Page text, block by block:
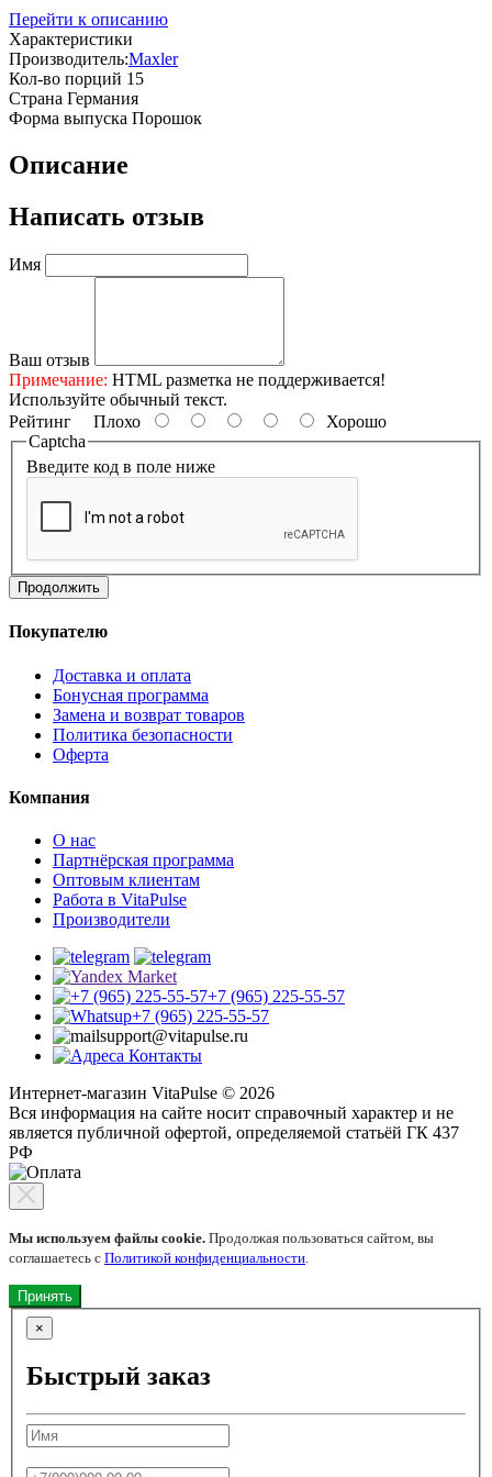
Перейти к описанию
Характеристики
Производитель:Maxler
Кол-во порций 15
Страна Германия
Форма выпуска Порошок
Описание
Написать отзыв
Имя
Ваш отзыв
Примечание: HTML разметка не поддерживается!
Используйте обычный текст.
Рейтинг Плохо
Хорошо
Captcha
Введите код в поле ниже
Продолжить
Покупателю
Доставка и оплата
Бонусная программа
Замена и возврат товаров
Политика безопасности
Оферта
Компания
О нас
Партнёрская программа
Оптовым клиентам
Работа в VitaPulse
Производители
+7 (965) 225-55-57
+7 (965) 225-55-57
support@vitapulse.ru
Контакты
Интернет-магазин VitaPulse © 2026
Вся информация на сайте носит справочный характер и не
является публичной офертой, определяемой статьёй ГК 437
РФ
Мы используем файлы cookie. Продолжая пользоваться сайтом, вы
соглашаетесь с Политикой конфиденциальности.
Принять
×
Быстрый заказ